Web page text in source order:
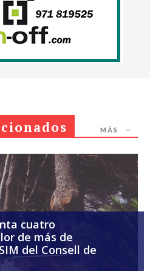
MÁS
cuatro
de más de
del Consell de